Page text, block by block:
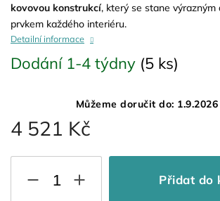
4 521 Kč
Dodání 1-4 týdny (5 ks)
Můžeme doručit do: 1.9.2026
Přidat do
kovovou konstrukcí, který se stane výrazným
prvkem každého interiéru.
Detailní informace